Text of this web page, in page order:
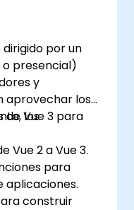
por un
presencial)
y
aprovechar los
de Vue 3 para
los
Vue 2 a Vue 3.
para
aplicaciones.
construir